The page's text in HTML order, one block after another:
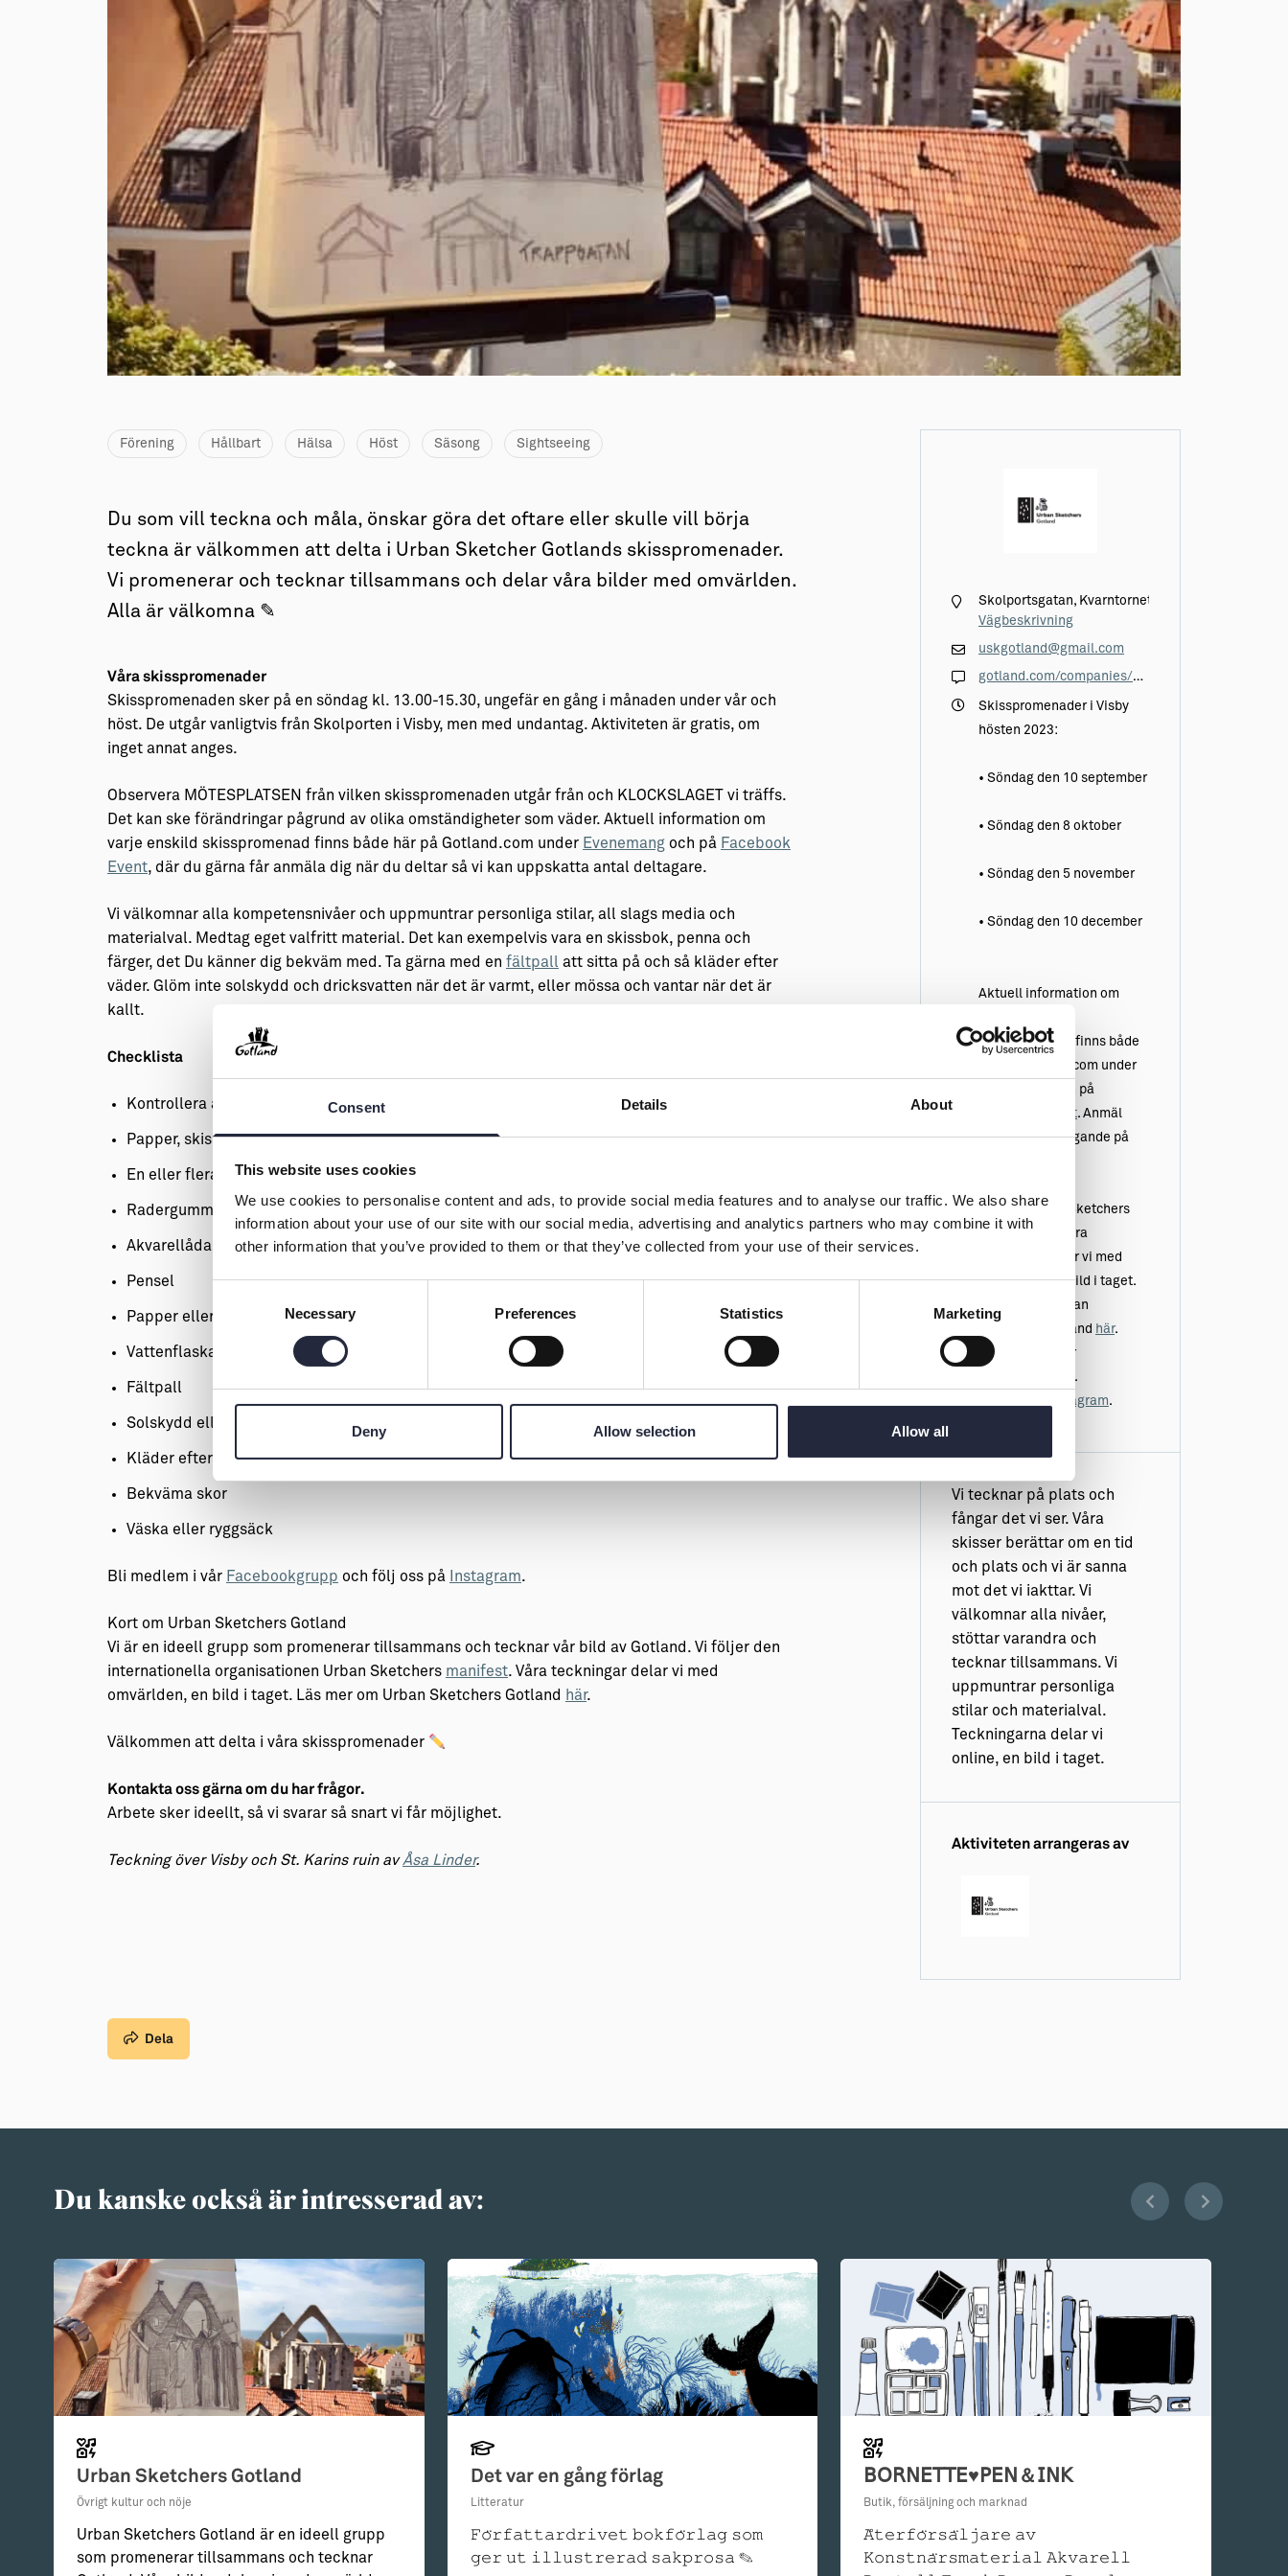
Consent Details About
This website uses cookies
We use cookies to personalise content and ads, to provide social media features and to analyse our traffic. We also share
information about your use of our site with our social media, advertising and analytics partners who may combine it with
other information that you’ve provided to them or that they’ve collected from your use of their services.
Selection
Necessary Preferences Statistics Marketing
Deny Allow selection Allow all
Barn & Familj
Förening Hållbart Hälsa Höst Säsong Sightseeing
Du som vill teckna och måla, önskar göra det oftare eller skulle vill börja
teckna är välkommen att delta i Urban Sketcher Gotlands skisspromenader.
Vi promenerar och tecknar tillsammans och delar våra bilder med omvärlden.
Alla är välkomna ✎
Våra skisspromenader
Skisspromenaden sker på en söndag kl. 13.00-15.30, ungefär en gång i månaden under vår och
höst. De utgår vanligtvis från Skolporten i Visby, men med undantag. Aktiviteten är gratis, om
inget annat anges.
Observera MÖTESPLATSEN från vilken skisspromenaden utgår från och KLOCKSLAGET vi träffs.
Det kan ske förändringar pågrund av olika omständigheter som väder. Aktuell information om
varje enskild skisspromenad finns både här på Gotland.com under Evenemang och på Facebook
Event, där du gärna får anmäla dig när du deltar så vi kan uppskatta antal deltagare.
Vi välkomnar alla kompetensnivåer och uppmuntrar personliga stilar, all slags media och
materialval. Medtag eget valfritt material. Det kan exempelvis vara en skissbok, penna och
färger, det Du känner dig bekväm med. Ta gärna med en fältpall att sitta på och så kläder efter
väder. Glöm inte solskydd och dricksvatten när det är varmt, eller mössa och vantar när det är
kallt.
Checklista
Kontrollera att mötesplats och klockslag stämmer
Papper, skissbok eller block.
En eller flera pennor
Radergummi
Akvarellåda, färgpennor eller kritor
Pensel
Papper eller liten duk att torka färg med
Vattenflaska
Fältpall
Solskydd eller vantar
Kläder efter väder
Bekväma skor
Väska eller ryggsäck
Bli medlem i vår Facebookgrupp och följ oss på Instagram.
Kort om Urban Sketchers Gotland
Vi är en ideell grupp som promenerar tillsammans och tecknar vår bild av Gotland. Vi följer den
internationella organisationen Urban Sketchers manifest. Våra teckningar delar vi med
omvärlden, en bild i taget. Läs mer om Urban Sketchers Gotland här.
Välkommen att delta i våra skisspromenader
Kontakta oss gärna om du har frågor.
Arbete sker ideellt, så vi svarar så snart vi får möjlighet.
Teckning över Visby och St. Karins ruin avÅsa Linder.
Skolportsgatan, Kvarntornet
Vägbeskrivning
uskgotland@gmail.com
gotland.com/companies/urban-sketchers-gotland/
Skisspromenader i Visby
hösten 2023:
• Söndag den 10 september
• Söndag den 8 oktober
• Söndag den 5 november
• Söndag den 10 december
Aktuell information om
skisspromenad finns både
här på Gotland.com under
och på
Facebook Event. Anmäl
gärna ditt deltagande på
Vi följer Urban Sketchers
och våra
teckningar delar vi med
omvärlden, en bild i taget.
Läs mer om Urban
Sketchers Gotland här.
Bli medlem i vår
.
Instagram.
Vi tecknar på plats och
fångar det vi ser. Våra
skisser berättar om en tid
och plats och vi är sanna
mot det vi iakttar. Vi
välkomnar alla nivåer,
stöttar varandra och
tecknar tillsammans. Vi
uppmuntrar personliga
stilar och materialval.
Teckningarna delar vi
online, en bild i taget.
Aktiviteten arrangeras av
Dela
Du kanske också är intresserad av:
Urban Sketchers Gotland
Övrigt kultur och nöje
Urban Sketchers Gotland är en ideell grupp
som promenerar tillsammans och tecknar
Det var en gång förlag
Litteratur
𝙵𝚘̈𝚛𝚏𝚊𝚝𝚝𝚊𝚛𝚍𝚛𝚒𝚟𝚎𝚝 𝚋𝚘𝚔𝚏𝚘̈𝚛𝚕𝚊𝚐 𝚜𝚘𝚖
𝚐𝚎𝚛 𝚞𝚝 𝚒𝚕𝚕𝚞𝚜𝚝𝚛𝚎𝚛𝚊𝚍 𝚜𝚊𝚔𝚙𝚛𝚘𝚜𝚊 ✎
𝖡𝖮𝖱𝖭𝖤𝖳𝖳𝖤♥𝖯𝖤𝖭＆𝖨𝖭𝖪
Butik, försäljning och marknad
𝙰̊𝚝𝚎𝚛𝚏𝚘̈𝚛𝚜𝚊̈𝚕𝚓𝚊𝚛𝚎 𝚊𝚟
𝙺𝚘𝚗𝚜𝚝𝚗𝚊̈𝚛𝚜𝚖𝚊𝚝𝚎𝚛𝚒𝚊𝚕 𝙰𝚔𝚟𝚊𝚛𝚎𝚕𝚕